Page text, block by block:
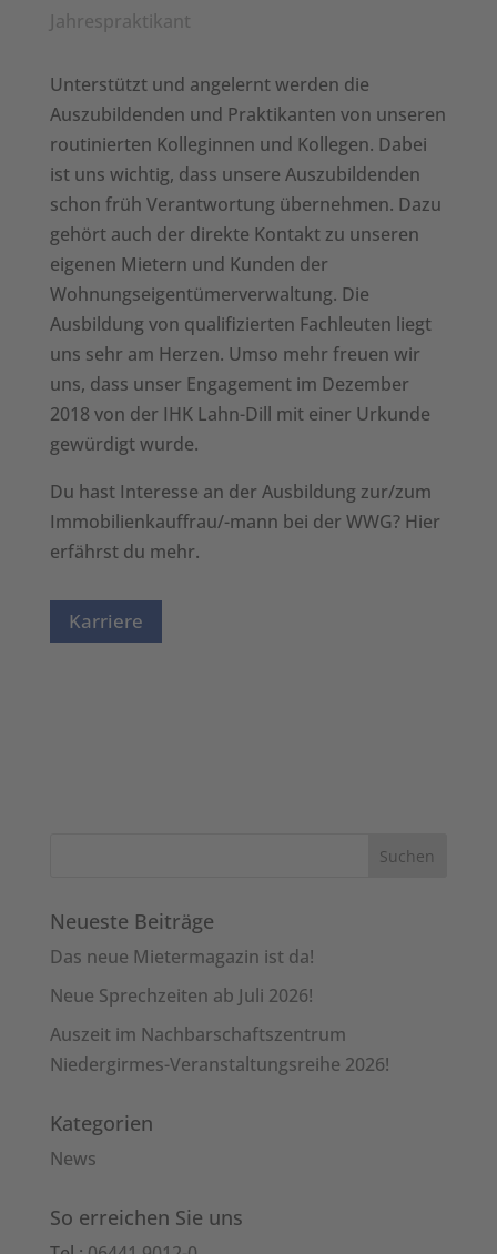
Jahrespraktikant
Unterstützt und angelernt werden die
Auszubildenden und Praktikanten von unseren
routinierten Kolleginnen und Kollegen. Dabei
ist uns wichtig, dass unsere Auszubildenden
schon früh Verantwortung übernehmen. Dazu
gehört auch der direkte Kontakt zu unseren
eigenen Mietern und Kunden der
Wohnungseigentümerverwaltung. Die
Ausbildung von qualifizierten Fachleuten liegt
uns sehr am Herzen. Umso mehr freuen wir
uns, dass unser Engagement im Dezember
2018 von der IHK Lahn-Dill mit einer Urkunde
gewürdigt wurde.
Du hast Interesse an der Ausbildung zur/zum
Immobilienkauffrau/-mann bei der WWG? Hier
erfährst du mehr.
Karriere
Neueste Beiträge
Das neue Mietermagazin ist da!
Neue Sprechzeiten ab Juli 2026!
Auszeit im Nachbarschaftszentrum
Niedergirmes-Veranstaltungsreihe 2026!
Kategorien
News
So erreichen Sie uns